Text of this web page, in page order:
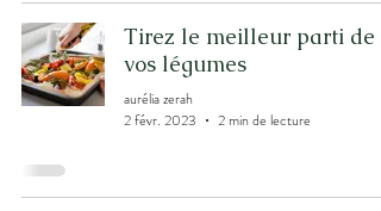
Tirez le meilleur parti de
vos légumes
aurélia zerah
2 févr. 2023
2 min de lecture